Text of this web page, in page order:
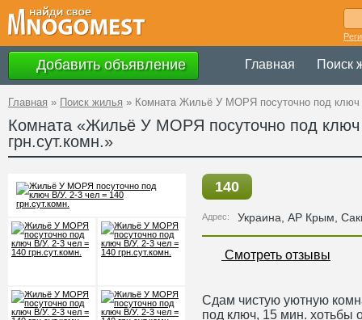
Добавить объявление Главная Поиск
Главная » Поиск жилья » Комната Жильё У МОРЯ посуточно под ключ
Комната «Жильё У МОРЯ посуточно под
грн.сут.комн.»
140
Адрес: Украина АР Крым ,
Смотреть отзывы
Сдам чистую уютную
под ключ, 15 мин. хотьбы